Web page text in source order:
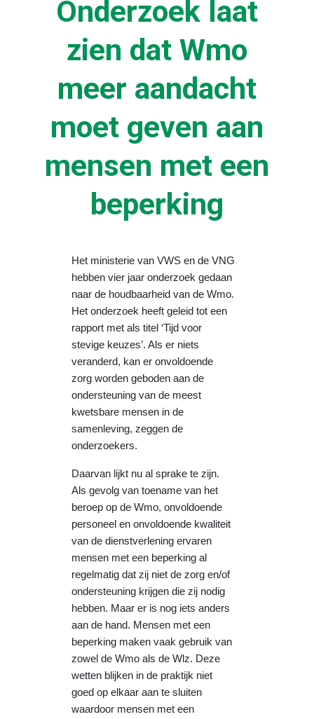
Onderzoek laat
zien dat Wmo
meer aandacht
moet geven aan
mensen met een
beperking
Het ministerie van VWS en de VNG
hebben vier jaar onderzoek gedaan
naar de houdbaarheid van de Wmo.
Het onderzoek heeft geleid tot een
rapport met als titel ‘Tijd voor
stevige keuzes’. Als er niets
veranderd, kan er onvoldoende
zorg worden geboden aan de
ondersteuning van de meest
kwetsbare mensen in de
samenleving, zeggen de
onderzoekers.
Daarvan lijkt nu al sprake te zijn.
Als gevolg van toename van het
beroep op de Wmo, onvoldoende
personeel en onvoldoende kwaliteit
van de dienstverlening ervaren
mensen met een beperking al
regelmatig dat zij niet de zorg en/of
ondersteuning krijgen die zij nodig
hebben. Maar er is nog iets anders
aan de hand. Mensen met een
beperking maken vaak gebruik van
zowel de Wmo als de Wlz. Deze
wetten blijken in de praktijk niet
goed op elkaar aan te sluiten
waardoor mensen met een